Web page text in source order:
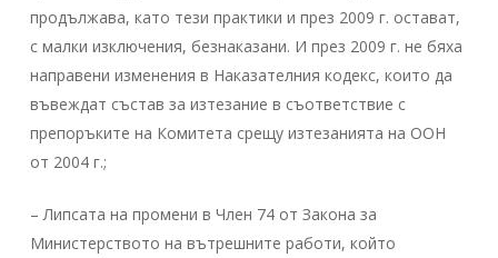
продължава, като тези практики и през 2009 г. остават,
с малки изключения, безнаказани. И през 2009 г. не бяха
направени изменения в Наказателния кодекс, които да
въвеждат състав за изтезание в съответствие с
препоръките на Комитета срещу изтезанията на ООН
от 2004 г.;
– Липсата на промени в Член 74 от Закона за
Министерството на вътрешните работи, който